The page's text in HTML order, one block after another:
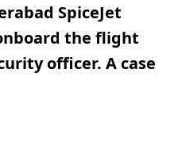
SpiceJet
the flight
officer. A case